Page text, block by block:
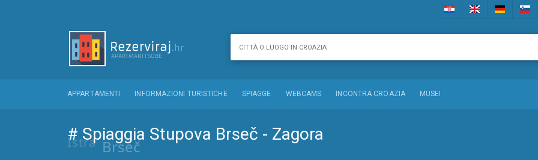
APPARTAMENTI INFORMAZIONI TURISTICHE SPIAGGE WEBCAMS INCONTRA CROAZIA MUSEI
# Spiaggia Stupova Brseč - Zagora
Istra Brseč